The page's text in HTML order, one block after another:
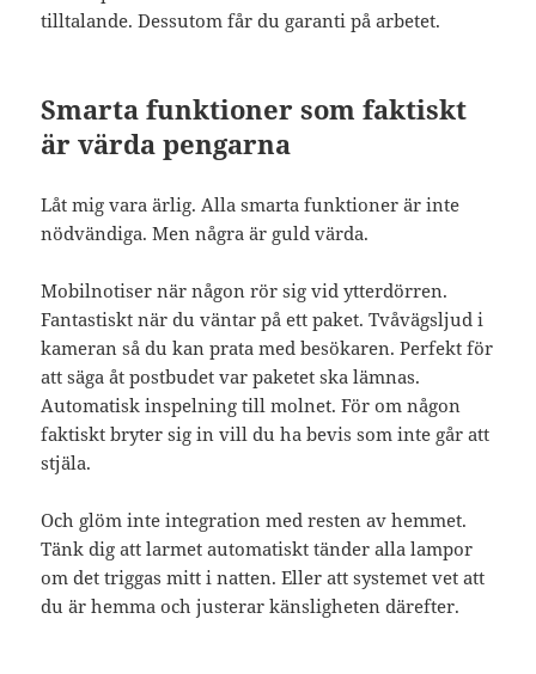
tilltalande. Dessutom får du garanti på arbetet.
Smarta funktioner som faktiskt
är värda pengarna
Låt mig vara ärlig. Alla smarta funktioner är inte
nödvändiga. Men några är guld värda.
Mobilnotiser när någon rör sig vid ytterdörren.
Fantastiskt när du väntar på ett paket. Tvåvägsljud i
kameran så du kan prata med besökaren. Perfekt för
att säga åt postbudet var paketet ska lämnas.
Automatisk inspelning till molnet. För om någon
faktiskt bryter sig in vill du ha bevis som inte går att
stjäla.
Och glöm inte integration med resten av hemmet.
Tänk dig att larmet automatiskt tänder alla lampor
om det triggas mitt i natten. Eller att systemet vet att
du är hemma och justerar känsligheten därefter.